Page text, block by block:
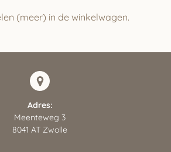
(meer) in de winkelwagen.
Adres:
Meenteweg 3
8041 AT Zwolle